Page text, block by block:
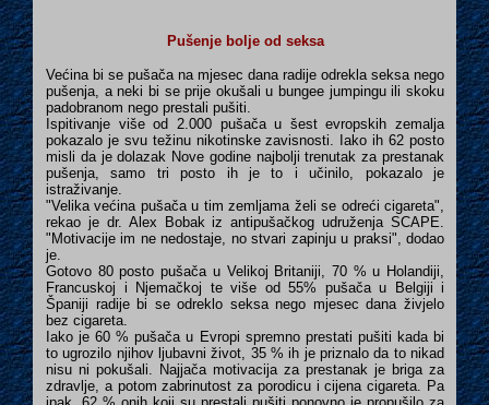
Pušenje bolje od seksa
Većina bi se pušača na mjesec dana radije odrekla seksa nego
pušenja, a neki bi se prije okušali u bungee jumpingu ili skoku
padobranom nego prestali pušiti.
Ispitivanje više od 2.000 pušača u šest evropskih zemalja
pokazalo je svu težinu nikotinske zavisnosti. Iako ih 62 posto
misli da je dolazak Nove godine najbolji trenutak za prestanak
pušenja, samo tri posto ih je to i učinilo, pokazalo je
istraživanje.
"Velika većina pušača u tim zemljama želi se odreći cigareta",
rekao je dr. Alex Bobak iz antipušačkog udruženja SCAPE.
"Motivacije im ne nedostaje, no stvari zapinju u praksi", dodao
je.
Gotovo 80 posto pušača u Velikoj Britaniji, 70 % u Holandiji,
Francuskoj i Njemačkoj te više od 55% pušača u Belgiji i
Španiji radije bi se odreklo seksa nego mjesec dana živjelo
bez cigareta.
Iako je 60 % pušača u Evropi spremno prestati pušiti kada bi
to ugrozilo njihov ljubavni život, 35 % ih je priznalo da to nikad
nisu ni pokušali. Najjača motivacija za prestanak je briga za
zdravlje, a potom zabrinutost za porodicu i cijena cigareta. Pa